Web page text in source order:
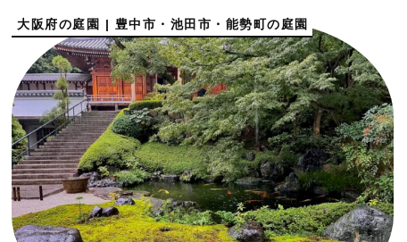
大阪府の庭園 | 豊中市・池田市・能勢町の庭園